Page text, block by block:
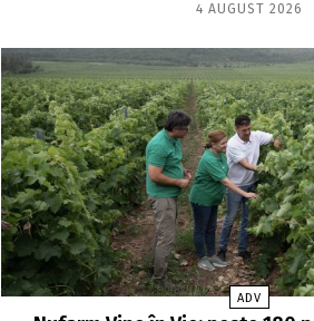
4 AUGUST 2026
ADV